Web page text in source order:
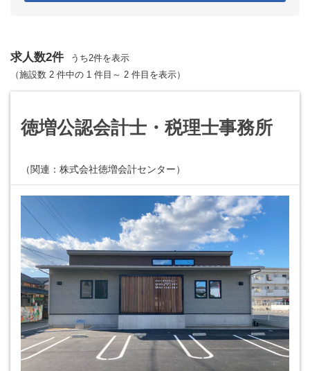
求人数2件
うち2件を表示
（施設数 2 件中の 1 件目～ 2 件目を表示）
徳増公認会計士・税理士事務所
（関連：株式会社徳増会計センター）